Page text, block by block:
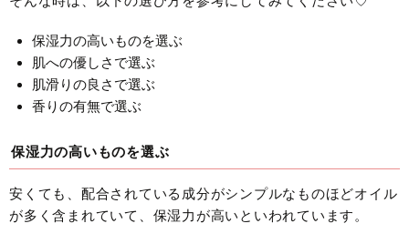
保湿力の高いものを選ぶ
肌への優しさで選ぶ
肌滑りの良さで選ぶ
香りの有無で選ぶ
保湿力の高いものを選ぶ
安くても、配合されている成分がシンプルなものほどオイル
が多く含まれていて、保湿力が高いといわれています。